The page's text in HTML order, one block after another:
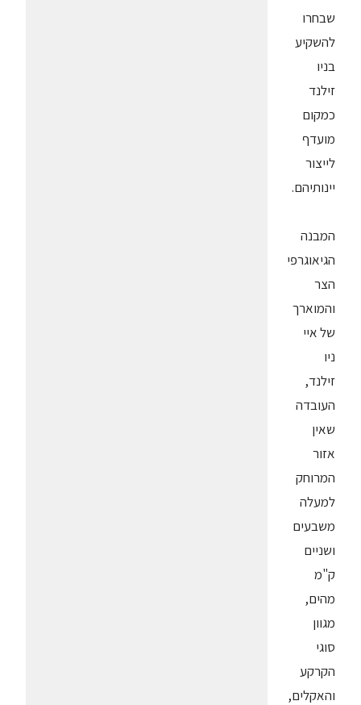
שבחרו
להשקיע
בניו
זילנד
כמקום
מועדף
לייצור
יינותיהם.
המבנה
הגיאוגרפי
הצר
והמוארך
של איי
ניו
זילנד,
העובדה
שאין
אזור
המרוחק
למעלה
משבעים
ושניים
ק"מ
מהים,
מגוון
סוגי
הקרקע
והאקלים,